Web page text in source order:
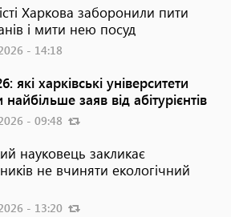
Харкова заборонили пити
і мити нею посуд
- 14:18
які харківські університети
заяв від абітурієнтів
- 09:48
науковець закликає
не вчиняти екологічний
- 13:20